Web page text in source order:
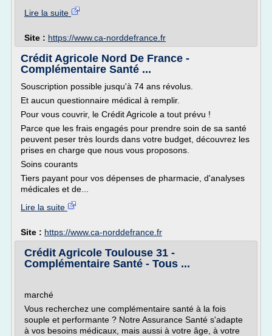
Lire la suite
Site : https://www.ca-norddefrance.fr
Crédit Agricole Nord De France -
Complémentaire Santé ...
Souscription possible jusqu'à 74 ans révolus.
Et aucun questionnaire médical à remplir.
Pour vous couvrir, le Crédit Agricole a tout prévu !
Parce que les frais engagés pour prendre soin de sa santé
peuvent peser très lourds dans votre budget, découvrez les
prises en charge que nous vous proposons.
Soins courants
Tiers payant pour vos dépenses de pharmacie, d'analyses
médicales et de...
Lire la suite
Site : https://www.ca-norddefrance.fr
Crédit Agricole Toulouse 31 -
Complémentaire Santé - Tous ...
marché
Vous recherchez une complémentaire santé à la fois
souple et performante ? Notre Assurance Santé s'adapte
à vos besoins médicaux, mais aussi à votre âge, à votre